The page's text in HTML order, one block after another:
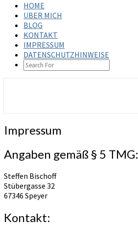
HOME
ÜBER MICH
BLOG
KONTAKT
IMPRESSUM
DATENSCHUTZHINWEISE
SEARCH
ICON
Impressum
Impressum
Angaben gemäß § 5 TMG:
Steffen Bischoff
Stübergasse 32
67346 Speyer
Kontakt: